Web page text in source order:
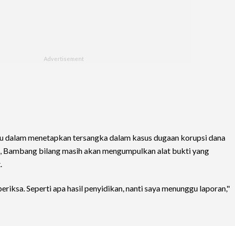
dalam menetapkan tersangka dalam kasus dugaan korupsi dana
Bambang bilang masih akan mengumpulkan alat bukti yang
Seperti apa hasil penyidikan, nanti saya menunggu laporan,"